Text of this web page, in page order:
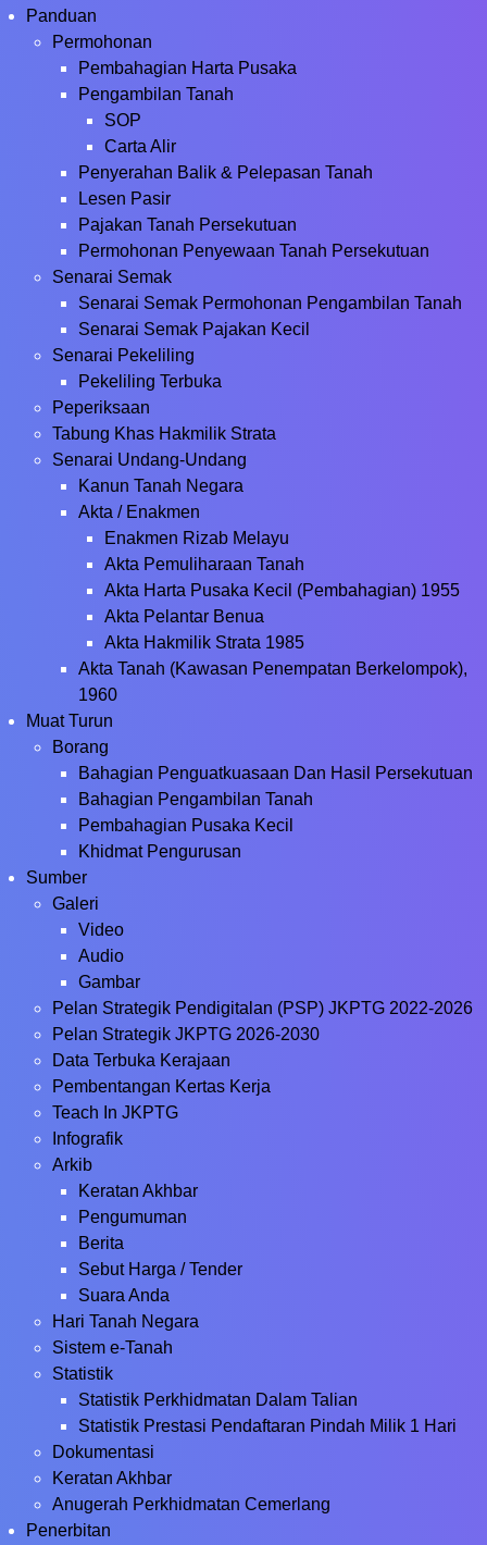
Panduan
Permohonan
Pembahagian Harta Pusaka
Pengambilan Tanah
SOP
Carta Alir
Penyerahan Balik & Pelepasan Tanah
Lesen Pasir
Pajakan Tanah Persekutuan
Permohonan Penyewaan Tanah Persekutuan
Senarai Semak
Senarai Semak Permohonan Pengambilan Tanah
Senarai Semak Pajakan Kecil
Senarai Pekeliling
Pekeliling Terbuka
Peperiksaan
Tabung Khas Hakmilik Strata
Senarai Undang-Undang
Kanun Tanah Negara
Akta / Enakmen
Enakmen Rizab Melayu
Akta Pemuliharaan Tanah
Akta Harta Pusaka Kecil (Pembahagian) 1955
Akta Pelantar Benua
Akta Hakmilik Strata 1985
Akta Tanah (Kawasan Penempatan Berkelompok),
1960
Muat Turun
Borang
Bahagian Penguatkuasaan Dan Hasil Persekutuan
Bahagian Pengambilan Tanah
Pembahagian Pusaka Kecil
Khidmat Pengurusan
Sumber
Galeri
Video
Audio
Gambar
Pelan Strategik Pendigitalan (PSP) JKPTG 2022-2026
Pelan Strategik JKPTG 2026-2030
Data Terbuka Kerajaan
Pembentangan Kertas Kerja
Teach In JKPTG
Infografik
Arkib
Keratan Akhbar
Pengumuman
Berita
Sebut Harga / Tender
Suara Anda
Hari Tanah Negara
Sistem e-Tanah
Statistik
Statistik Perkhidmatan Dalam Talian
Statistik Prestasi Pendaftaran Pindah Milik 1 Hari
Dokumentasi
Keratan Akhbar
Anugerah Perkhidmatan Cemerlang
Penerbitan